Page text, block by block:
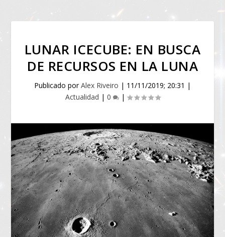
LUNAR ICECUBE: EN BUSCA
DE RECURSOS EN LA LUNA
Publicado porAlex Riveiro | 11/11/2019; 20:31 |
Actualidad | 0 |